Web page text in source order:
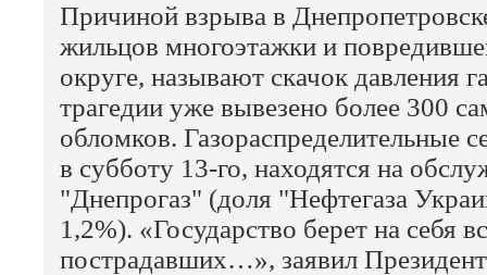
Причиной взрыва в
жильцов многоэтажки и
округе, называют скачок давления
трагедии уже вывезено более 300
обломков. Газораспределительные
в субботу 13-го, находятся на
"Днепрогаз" (доля "Нефтегаза
1,2%). «Государство берет на себя
пострадавших…», заявил